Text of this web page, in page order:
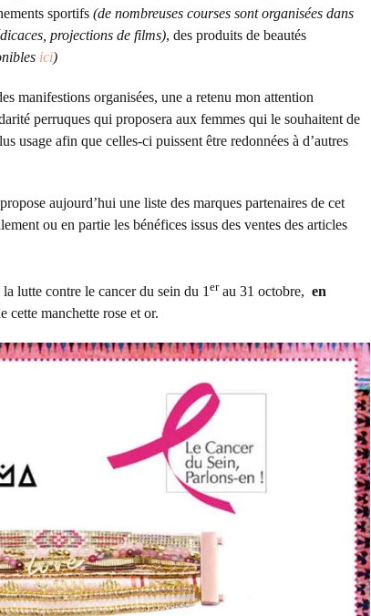
sportifs (de nombreuses courses sont organisées dans
projections de films), des produits de beautés
ici)
manifestions organisées, une a retenu mon attention
perruques qui proposera aux femmes qui le souhaitent de
usage afin que celles-ci puissent être redonnées à d’autres
aujourd’hui une liste des marques partenaires de cet
ou en partie les bénéfices issus des ventes des articles
la lutte contre le cancer du sein du 1 erau 31 octobre, en
cette manchette rose et or.